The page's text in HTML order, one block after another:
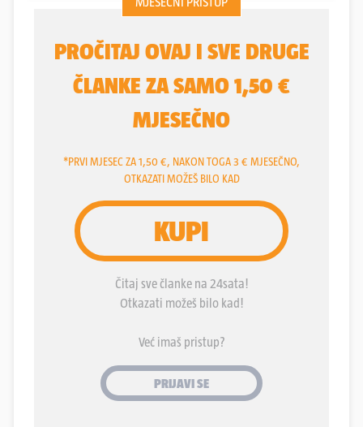
eura, a glavni liferant akvizicije je najveći balkanski
utjecajaAleksandra Vučića , firmaJugoimport
čuveni SDPR. Kako je oružje i politička roba,
dilovima s oružjem Vučić sebi otvara mnoga vrata u